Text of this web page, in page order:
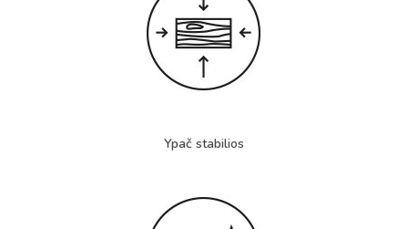
Ypač stabilios